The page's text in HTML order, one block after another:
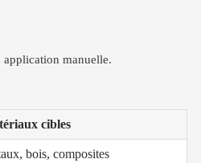
application manuelle.
cibles
bois, composites